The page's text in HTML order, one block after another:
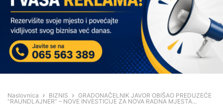
Naslovnica BIZNIS
GRADONAČELNIK JAVOR OBIŠAO PREDUZEĆE
“RAUNDLAJNER” – NOVE INVESTICIJE ZA NOVA RADNA MJESTA...